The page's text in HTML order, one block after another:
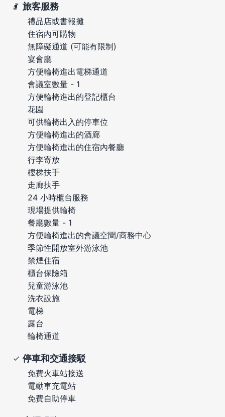
旅客服務
禮品店或書報攤
住宿內可購物
無障礙通道 (可能有限制)
宴會廳
方便輪椅進出電梯通道
會議室數量 - 1
方便輪椅進出的登記櫃台
花園
可供輪椅出入的停車位
方便輪椅進出的酒廊
方便輪椅進出的住宿內餐廳
行李寄放
樓梯扶手
走廊扶手
24 小時櫃台服務
現場提供輪椅
餐廳數量 - 1
方便輪椅進出的會議空間/商務中心
季節性開放室外游泳池
禁煙住宿
櫃台保險箱
兒童游泳池
洗衣設施
電梯
露台
輪椅通道
停車和交通接駁
免費火車站接送
電動車充電站
免費自助停車